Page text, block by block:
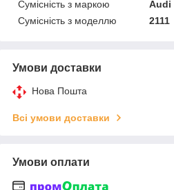
Сумісність з маркою
Audi
Сумісність з моделлю
2111
Умови доставки
Нова Пошта
Всі умови доставки
Умови оплати